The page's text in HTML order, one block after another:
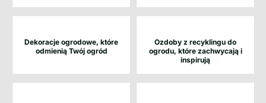
Dekoracje ogrodowe, które
odmienią Twój ogród
Ozdoby z recyklingu do
ogrodu, które zachwycają i
inspirują